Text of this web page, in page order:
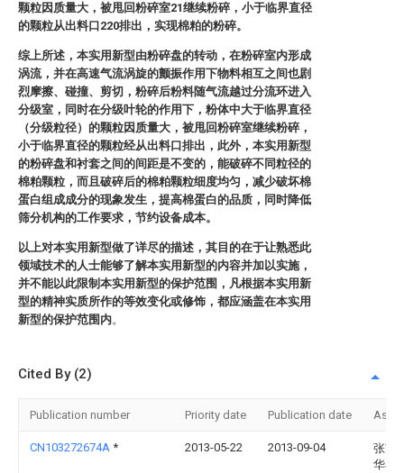
颗粒因质量大，被甩回粉碎室21继续粉碎，小于临界直径
的颗粒从出料口220排出，实现棉粕的粉碎。
综上所述，本实用新型由粉碎盘的转动，在粉碎室内形成
涡流，并在高速气流涡旋的颤振作用下物料相互之间也剧
烈摩擦、碰撞、剪切，粉碎后粉料随气流越过分流环进入
分级室，同时在分级叶轮的作用下，粉体中大于临界直径
（分级粒径）的颗粒因质量大，被甩回粉碎室继续粉碎，
小于临界直径的颗粒经从出料口排出，此外，本实用新型
的粉碎盘和衬套之间的间距是不变的，能破碎不同粒径的
棉粕颗粒，而且破碎后的棉粕颗粒细度均匀，减少破坏棉
蛋白组成成分的现象发生，提高棉蛋白的品质，同时降低
筛分机构的工作要求，节约设备成本。
以上对本实用新型做了详尽的描述，其目的在于让熟悉此
领域技术的人士能够了解本实用新型的内容并加以实施，
并不能以此限制本实用新型的保护范围，凡根据本实用新
型的精神实质所作的等效变化或修饰，都应涵盖在本实用
新型的保护范围内。
Cited By (2)
Publication number Priority date Publication date
CN103272674A * 2013-05-22 2013-09-04
张家
华丰